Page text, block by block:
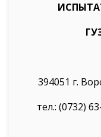
394051 г.
тел.: (0732)